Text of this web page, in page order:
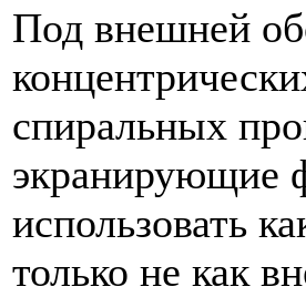
Под внешней
спиральных
экранирующие
использовать
только не как